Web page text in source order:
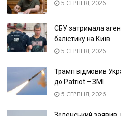
5 СЕРПНЯ, 2026
СБУ затримала
балістику на Київ
5 СЕРПНЯ, 2026
Трамп відмовив
до Patriot – ЗМІ
5 СЕРПНЯ, 2026